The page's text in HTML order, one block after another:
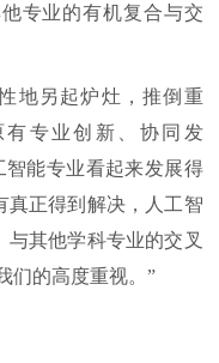
专业的有机复合与交
另起炉灶，推倒重
专业创新、协同发
智能专业看起来发展得
真正得到解决，人工智
其他学科专业的交叉
们的高度重视。”